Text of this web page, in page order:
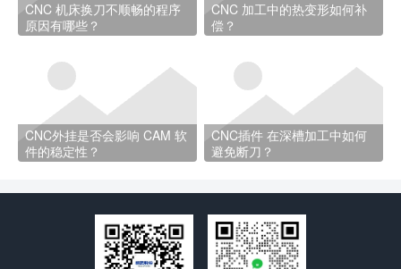
CNC 机床换刀不顺畅的程序
原因有哪些？
CNC 加工中的热变形如何补
偿？
CNC外挂是否会影响 CAM 软
件的稳定性？
CNC插件 在深槽加工中如何
避免断刀？